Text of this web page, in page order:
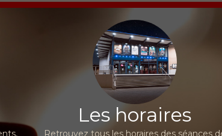
Les horaires
Retrouvez tous les horaires des séances